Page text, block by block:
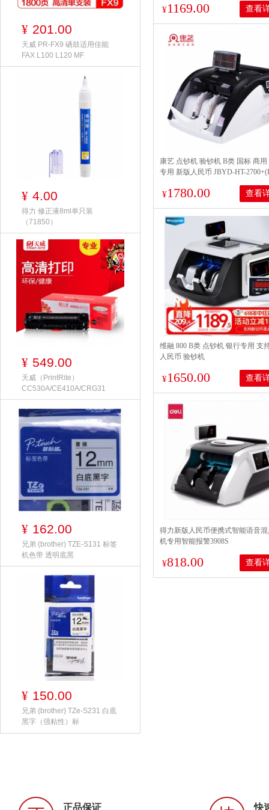
¥ 201.00
天威 PR-FX9 硒鼓适用佳能
FAX L100 L120 MF
¥ 4.00
得力 修正液8ml单只装
（71850）
¥ 549.00
天威（PrintRite）
CC530A/CE410A/CRG31
¥ 162.00
兄弟 (brother) TZE-S131 标签
机色带 透明底黑
¥ 150.00
兄弟 (brother) TZe-S231 白底
黑字（强粘性）标
¥1169.00 查看
康艺 点钞机 验钞机 B类 国标 商用
专用 新版人民币 JBYD-HT-
¥1780.00 查看
维融 800 B类 点钞机 银行专用 支
人民币 验钞机
¥1650.00 查看
得力新版人民币便携式智能语音
机专用智能报警3908S
¥818.00 查看
正品保证 快